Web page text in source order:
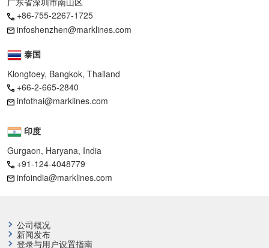
+86-755-2267-1725
infoshenzhen@marklines.com
泰国
Klongtoey, Bangkok, Thailand
+66-2-665-2840
infothai@marklines.com
印度
Gurgaon, Haryana, India
+91-124-4048779
infoindia@marklines.com
公司概况
新闻发布
登录与用户设置指南